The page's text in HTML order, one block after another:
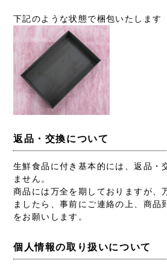
下記のような状態で梱包いたします
返品・交換について
生鮮食品に付き基本的には、返品・
ません。
商品には万全を期しておりますが、
ましたら、事前にご連絡の上、商品
をお願いします。
個人情報の取り扱いについて